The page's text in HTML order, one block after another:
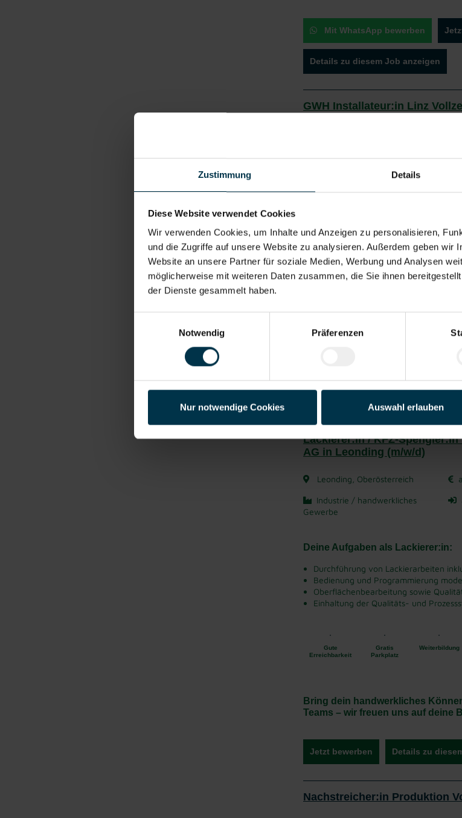
Zustimmung Details
Diese Website verwendet Cookies
Wir verwenden Cookies, um Inhalte und Anzeigen zu personalisieren,
und die Zugriffe auf unsere Website zu analysieren. Außerdem geben wir
Website an unsere Partner für soziale Medien, Werbung und Analysen
möglicherweise mit weiteren Daten zusammen, die Sie ihnen
der Dienste gesammelt haben.
Notwendig
Präferenzen
Nur notwendige Cookies Auswahl erlauben
Mit WhatsApp bewerben
Details zu diesem Job anzeigen
GWH Installateur:in Linz
Deine Aufgaben als Installateur:in
Erstellung und Kontrolle von Prüf-
Zusammenarbeit mit dem Team
Du suchst einen sicheren Job
Jetzt bewerben Details zu
Lackierer:in / KFZ-
AG in Leonding (m/w/d)
Leonding, Oberösterreich
Industrie / handwerkliches
Gewerbe
Deine Aufgaben als Lackierer:in:
Durchführung von Lackierarbeiten
Bedienung und Programmierung
Oberflächenbearbeitung sowie
Einhaltung der Qualitäts- und
Gute
Erreichbarkeit
Gratis
Parkplatz
Weiterbildung
Bring dein handwerkliches
Teams – wir freuen uns auf deine
Jetzt bewerben Details zu
Nachstreicher:in Produktion